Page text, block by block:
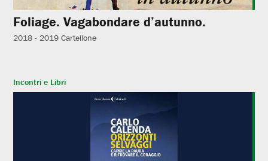
Foliage. Vagabondare d’autunno.
2018 - 2019 Cartellone
Incontri e Libri